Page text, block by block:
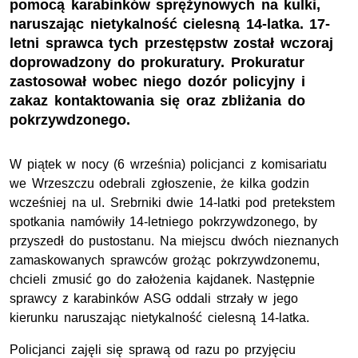
pomocą karabinków sprężynowych na kulki,
naruszając nietykalność cielesną 14-latka. 17-
letni sprawca tych przestępstw został wczoraj
doprowadzony do prokuratury. Prokuratur
zastosował wobec niego dozór policyjny i
zakaz kontaktowania się oraz zbliżania do
pokrzywdzonego.
W piątek w nocy (6 września) policjanci z komisariatu
we Wrzeszczu odebrali zgłoszenie, że kilka godzin
wcześniej na ul. Srebrniki dwie 14-latki pod pretekstem
spotkania namówiły 14-letniego pokrzywdzonego, by
przyszedł do pustostanu. Na miejscu dwóch nieznanych
zamaskowanych sprawców grożąc pokrzywdzonemu,
chcieli zmusić go do założenia kajdanek. Następnie
sprawcy z karabinków ASG oddali strzały w jego
kierunku naruszając nietykalność cielesną 14-latka.
Policjanci zajęli się sprawą od razu po przyjęciu